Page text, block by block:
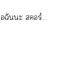
ฉันะ สร์...